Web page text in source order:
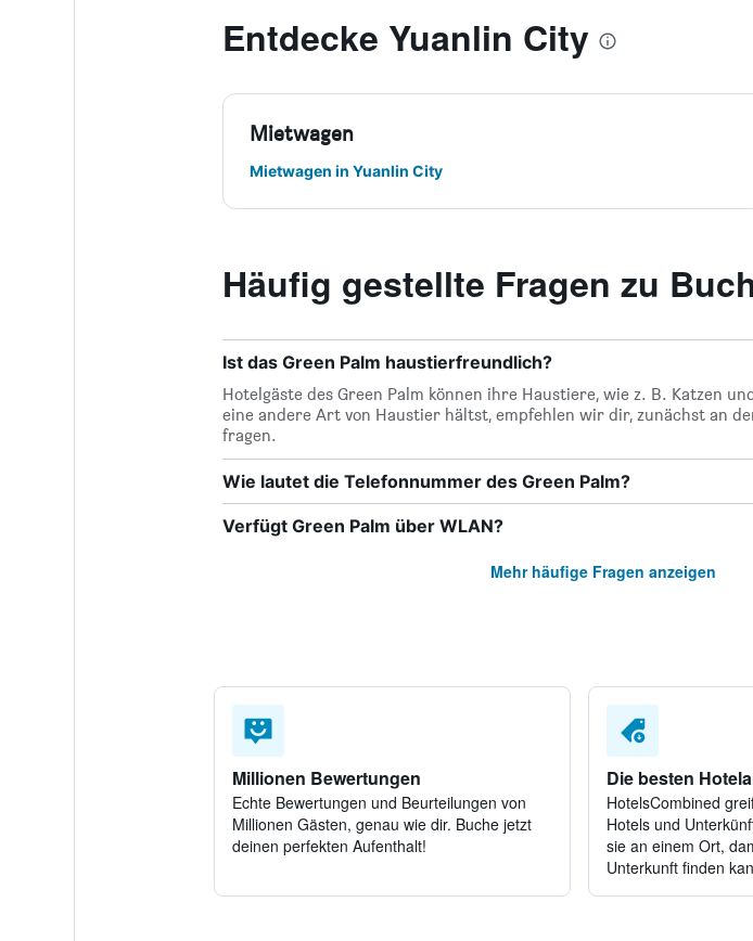
Entdecke Yuanlin City
Mietwagen
Mietwagen in Yuanlin City
Häufig gestellte Fragen zu
Ist das Green Palm haustierfreundlich?
Hotelgäste des Green Palm können ihre Haustiere, wie z. B. Katzen
eine andere Art von Haustier hältst, empfehlen wir dir, zunächst an
fragen.
Wie lautet die Telefonnummer des Green Palm?
Verfügt Green Palm über WLAN?
Mehr häufige Fragen anzeigen
Millionen Bewertungen
Echte Bewertungen und Beurteilungen von
Millionen Gästen, genau wie dir. Buche jetzt
deinen perfekten Aufenthalt!
Die besten
HotelsCombined
Hotels und
sie an einem Ort,
Unterkunft finden